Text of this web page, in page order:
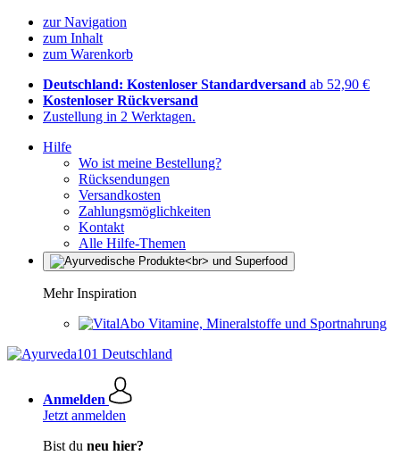
zur Navigation
zum Inhalt
zum Warenkorb
Deutschland: Kostenloser Standardversand ab 52,90 €
Kostenloser Rückversand
Zustellung in 2 Werktagen.
Hilfe
Wo ist meine Bestellung?
Rücksendungen
Versandkosten
Zahlungsmöglichkeiten
Kontakt
Alle Hilfe-Themen
Mehr Inspiration
Vitamine, Mineralstoffe und Sportnahrung
Anmelden
Jetzt anmelden
Bist du neu hier?